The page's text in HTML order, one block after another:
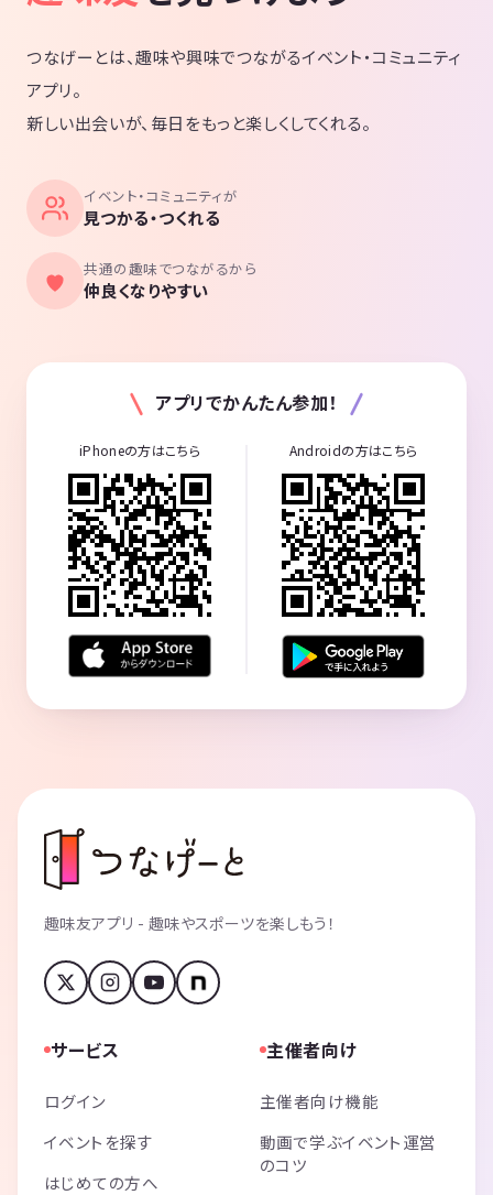
つなげーとは、趣味や興味でつながるイベント・コミュニティ
アプリ。
新しい出会いが、毎日をもっと楽しくしてくれる。
イベント・コミュニティが
見つかる・つくれる
共通の趣味でつながるから
仲良くなりやすい
アプリでかんたん参加！
iPhoneの方はこちら Androidの方はこちら
趣味友アプリ - 趣味やスポーツを楽しもう！
サービス
ログイン
イベントを探す
はじめての方へ
主催者向け
主催者向け機能
動画で学ぶイベント運営
のコツ